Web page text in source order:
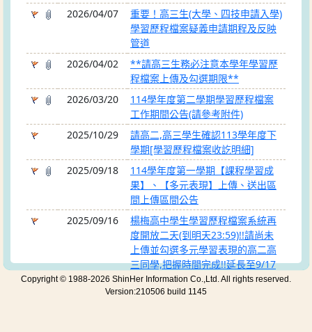
2026/04/07
重要！高三生(大學、四技申請入學)
學習歷程檔案疑義申請期程及反映
管道
2026/04/02
**請高三生務必注意本學年學習歷
程檔案上傳及勾選期限**
2026/03/20
114學年度第二學期學習歷程檔案
工作期間公告(請參考附件)
2025/10/29
請高二,高三學生確認113學年度下
學期[學習歷程檔案收訖明細]
2025/09/18
114學年度第一學期【課程學習成
果】、【多元表現】上傳、送出區
間上傳區間公告
2025/09/16
楊梅高中學生學習歷程檔案系統再
度開放二天(到明天23:59)!!請尚未
上傳並勾選多元學習表現的高二高
三同學,把握時間完成!!延長至9/17
(二)截止
Copyright © 1988-2026 ShinHer Information Co.,Ltd. All rights reserved.
Version:210506 build 1145